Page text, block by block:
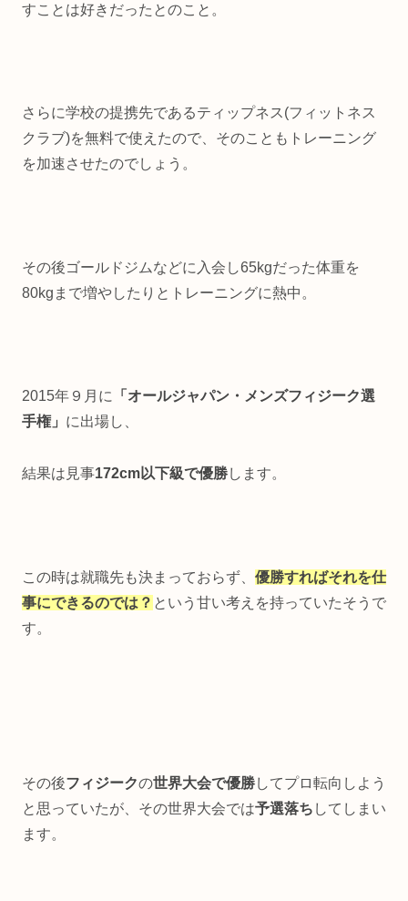
すことは好きだったとのこと。
さらに学校の提携先であるティップネス(フィットネス
クラブ)を無料で使えたので、そのこともトレーニング
を加速させたのでしょう。
その後ゴールドジムなどに入会し65kgだった体重を
80kgまで増やしたりとトレーニングに熱中。
2015年９月に 「オールジャパン・メンズフィジーク選
手権」 に出場し、
結果は見事172cm以下級で優勝します。
この時は就職先も決まっておらず、 優勝すればそれを仕
事にできるのでは？ という甘い考えを持っていたそうで
す。
その後フィジークの世界大会で優勝してプロ転向しよう
と思っていたが、その世界大会では予選落ち してしまい
ます。